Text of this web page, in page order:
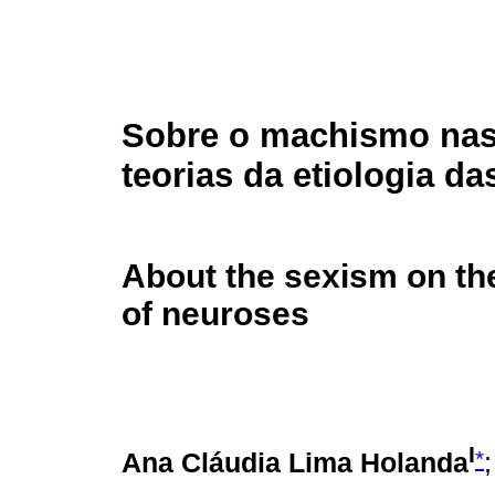
Sobre o machismo
teorias da etiologia
About the sexism on
of neuroses
Ana Cláudia Lima HolandaI*